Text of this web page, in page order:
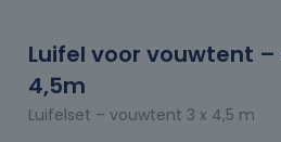
Luifel voor vouwtent
4,5m
Luifelset – vouwtent 3 x 4,5 m